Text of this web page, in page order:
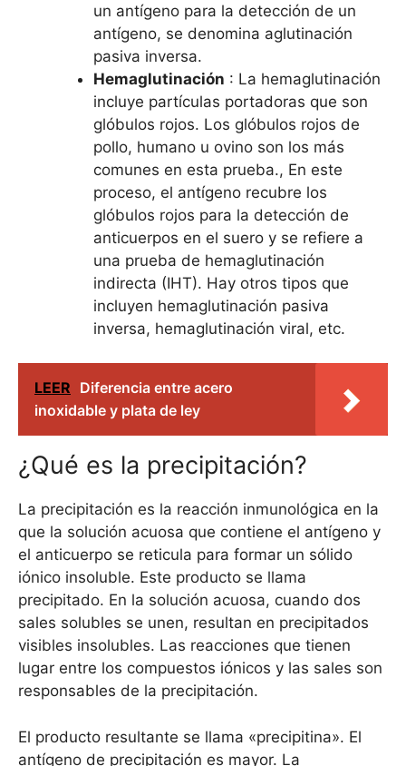
un antígeno para la detección de un
antígeno, se denomina aglutinación
pasiva inversa.
Hemaglutinación : La hemaglutinación
incluye partículas portadoras que son
glóbulos rojos. Los glóbulos rojos de
pollo, humano u ovino son los más
comunes en esta prueba., En este
proceso, el antígeno recubre los
glóbulos rojos para la detección de
anticuerpos en el suero y se refiere a
una prueba de hemaglutinación
indirecta (IHT). Hay otros tipos que
incluyen hemaglutinación pasiva
inversa, hemaglutinación viral, etc.
LEER Diferencia entre acero
inoxidable y plata de ley
¿Qué es la precipitación?
La precipitación es la reacción inmunológica en la
que la solución acuosa que contiene el antígeno y
el anticuerpo se reticula para formar un sólido
iónico insoluble. Este producto se llama
precipitado. En la solución acuosa, cuando dos
sales solubles se unen, resultan en precipitados
visibles insolubles. Las reacciones que tienen
lugar entre los compuestos iónicos y las sales son
responsables de la precipitación.
El producto resultante se llama «precipitina». El
antígeno de precipitación es mayor. La